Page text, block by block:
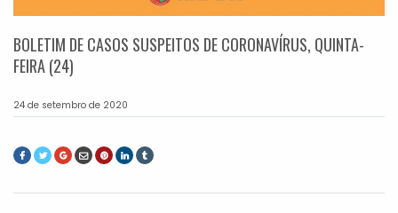
BOLETIM DE CASOS SUSPEITOS DE CORONAVÍRUS, QUINTA-
FEIRA (24)
24 de setembro de 2020